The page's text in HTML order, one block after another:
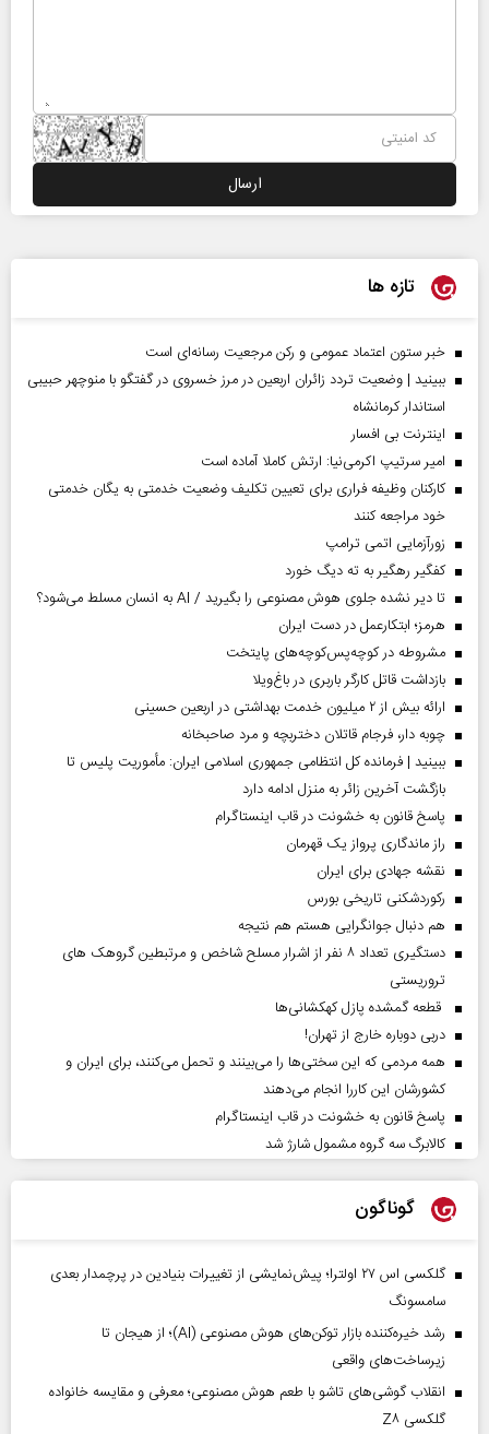
تازه ها
خبر ستون اعتماد عمومی و رکن مرجعیت رسانه‌ای است
ببینید | وضعیت تردد زائران اربعین در مرز خسروی در گفتگو با منوچهر حبیبی
استاندار کرمانشاه
اینترنت بی افسار
امیر سرتیپ اکرمی‌نیا: ارتش کاملا آماده است
کارکنان وظیفه فراری برای تعیین تکلیف وضعیت خدمتی به یگان خدمتی
خود مراجعه کنند
زورآزمایی اتمی ترامپ
کفگیر رهگیر به ته دیگ خورد
تا دیر نشده جلوی هوش مصنوعی را بگیرید / AI به انسان مسلط می‌شود؟
هرمز؛ ابتکارعمل در دست ایران
مشروطه در کوچه‌پس‌کوچه‌های پایتخت
بازداشت قاتل کارگر باربری در باغ‌ویلا
ارائه بیش از ۲ میلیون خدمت بهداشتی در اربعین حسینی
چوبه دار، فرجام قاتلان دختربچه و مرد صاحبخانه
ببینید | فرمانده کل انتظامی جمهوری اسلامی ایران­: مأموریت پلیس تا
بازگشت آخرین زائر به منزل ادامه دارد
پاسخ قانون به خشونت در قاب اینستاگرام
راز ماندگاری پرواز یک قهرمان
نقشه جهادی برای ایران
رکوردشکنی تاریخی بورس
هم دنبال جوانگرایی هستم هم نتیجه
دستگیری تعداد ۸ نفر از اشرار مسلح شاخص و مرتبطین گروهک های
تروریستی
قطعه گمشده پازل کهکشانی‌ها
دربی دوباره خارج از تهران!
همه مردمی که این سختی‌ها را می‌بینند و تحمل می‌کنند، برای ایران و
کشورشان این کاررا انجام می‌دهند
پاسخ قانون به خشونت در قاب اینستاگرام
کالابرگ سه گروه مشمول شارژ شد
گوناگون
گلکسی اس ۲۷ اولترا؛ پیش‌نمایشی از تغییرات بنیادین در پرچمدار بعدی
سامسونگ
رشد خیره‌کننده بازار توکن‌های هوش مصنوعی (AI)؛ از هیجان تا
زیرساخت‌های واقعی
انقلاب گوشی‌های تاشو‌ با طعم هوش مصنوعی؛ معرفی و مقایسه خانواده
گلکسی Z۸